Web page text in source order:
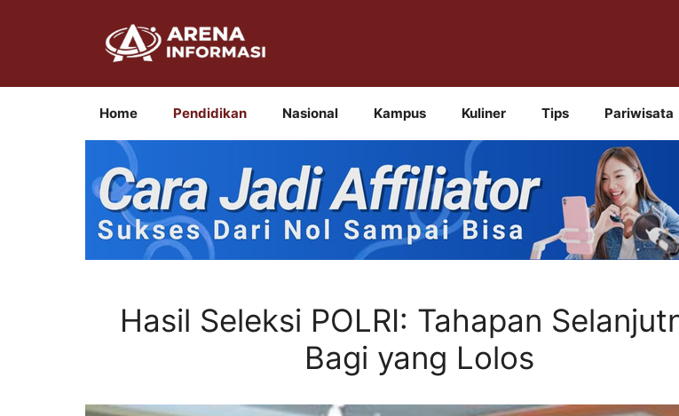
Home Pendidikan Nasional Kampus Kuliner Tips Pariwisata
Hasil Seleksi POLRI: Tahapan
Bagi yang Lolos